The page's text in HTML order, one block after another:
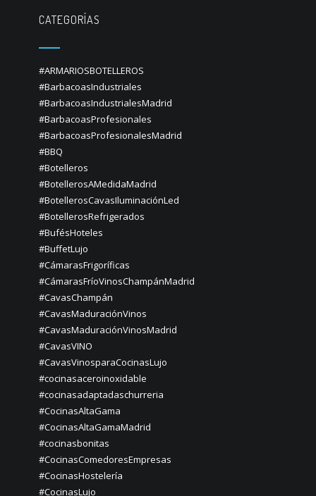
CATEGORÍAS
#ARMARIOSBOTELLEROS
#BarbacoasIndustriales
#BarbacoasIndustrialesMadrid
#BarbacoasProfesionales
#BarbacoasProfesionalesMadrid
#BBQ
#Botelleros
#BotellerosAMedidaMadrid
#BotellerosCavasIluminaciónLed
#BotellerosRefrigerados
#BufésHoteles
#BuffetLujo
#CámarasFrigoríficas
#CámarasFríoVinosChampánMadrid
#CavasChampán
#CavasMaduraciónVinos
#CavasMaduraciónVinosMadrid
#CavasVINO
#CavasVinosparaCocinasLujo
#cocinasaceroinoxidable
#cocinasadaptadaschurreria
#CocinasAltaGama
#CocinasAltaGamaMadrid
#cocinasbonitas
#CocinasComedoresEmpresas
#CocinasHostelería
#CocinasLujo